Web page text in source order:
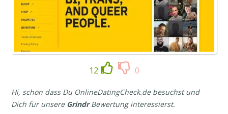
12 0
Hi, schön dass Du OnlineDatingCheck.de besuchst und
Dich für unsere GrindrBewertung interessierst.